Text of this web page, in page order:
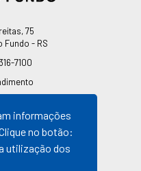
informações
no botão:
utilização dos
75
Fundo - RS
7100
7100
feira